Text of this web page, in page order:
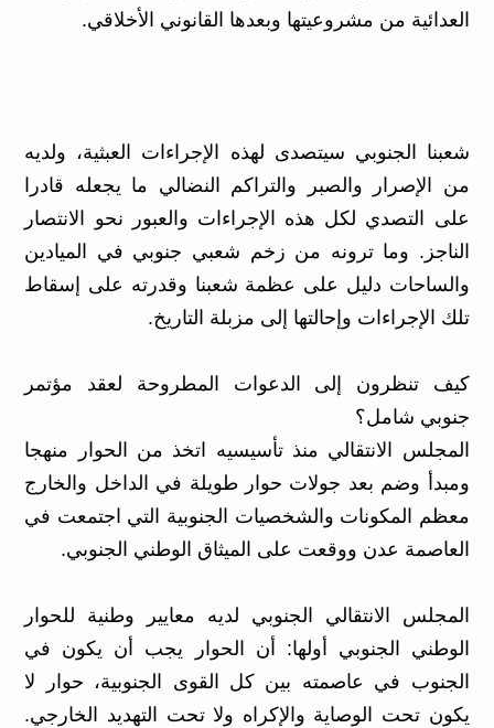
العدائية من مشروعيتها وبعدها القانوني الأخلاقي.
شعبنا الجنوبي سيتصدى لهذه الإجراءات العبثية، ولديه
من الإصرار والصبر والتراكم النضالي ما يجعله قادرا
على التصدي لكل هذه الإجراءات والعبور نحو الانتصار
الناجز. وما ترونه من زخم شعبي جنوبي في الميادين
والساحات دليل على عظمة شعبنا وقدرته على إسقاط
تلك الإجراءات وإحالتها إلى مزبلة التاريخ.
كيف تنظرون إلى الدعوات المطروحة لعقد مؤتمر
جنوبي شامل؟
المجلس الانتقالي منذ تأسيسيه اتخذ من الحوار منهجا
ومبدأ وضم بعد جولات حوار طويلة في الداخل والخارج
معظم المكونات والشخصيات الجنوبية التي اجتمعت في
العاصمة عدن ووقعت على الميثاق الوطني الجنوبي.
المجلس الانتقالي الجنوبي لديه معايير وطنية للحوار
الوطني الجنوبي أولها: أن الحوار يجب أن يكون في
الجنوب في عاصمته بين كل القوى الجنوبية، حوار لا
يكون تحت الوصاية والإكراه ولا تحت التهديد الخارجي.